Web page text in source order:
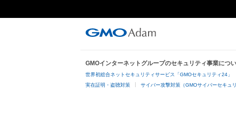
GMOインターネットグループのセキュリティ事業につ
世界初総合ネットセキュリティサービス「GMOセキュリティ24」
実在証明・盗聴対策 サイバー攻撃対策（GMOサイバーセキュ